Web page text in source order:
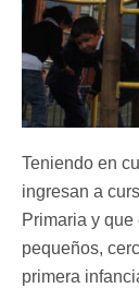
Teniendo en
ingresan a
Primaria y
pequeños,
primera